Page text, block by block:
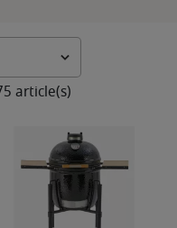
article(s)